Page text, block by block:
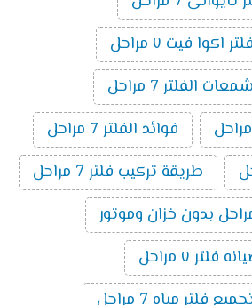
اكوا فيت ٧ مراحل
الفلتر 7 مراحل
فوائد الفلتر 7 مراحل
طريقة تركيب فلتر 7 مراحل
فلتر ٧ مراحل